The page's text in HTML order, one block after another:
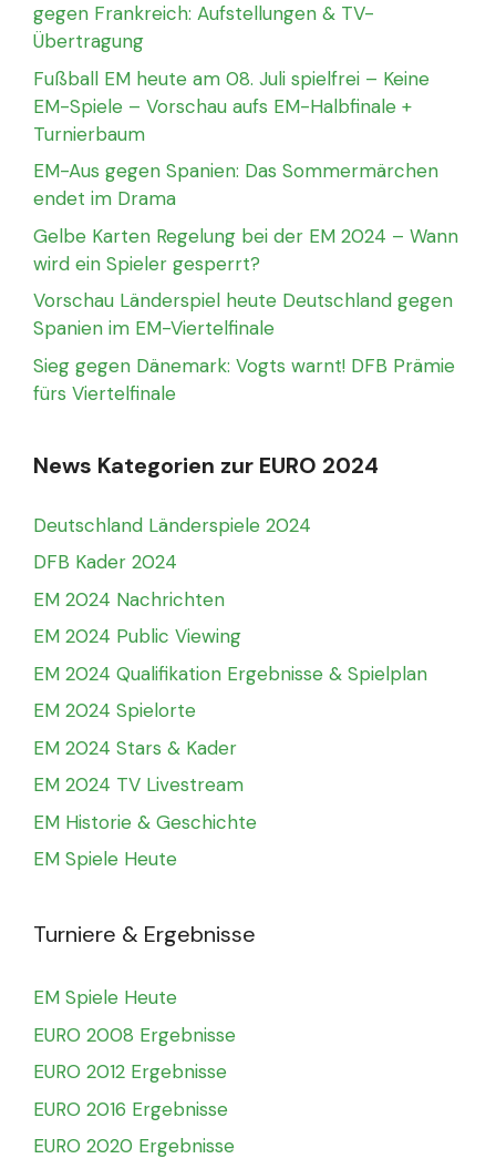
gegen Frankreich: Aufstellungen & TV-
Übertragung
Fußball EM heute am 08. Juli spielfrei – Keine
EM-Spiele – Vorschau aufs EM-Halbfinale +
Turnierbaum
EM-Aus gegen Spanien: Das Sommermärchen
endet im Drama
Gelbe Karten Regelung bei der EM 2024 – Wann
wird ein Spieler gesperrt?
Vorschau Länderspiel heute Deutschland gegen
Spanien im EM-Viertelfinale
Sieg gegen Dänemark: Vogts warnt! DFB Prämie
fürs Viertelfinale
News Kategorien zur EURO 2024
Deutschland Länderspiele 2024
DFB Kader 2024
EM 2024 Nachrichten
EM 2024 Public Viewing
EM 2024 Qualifikation Ergebnisse & Spielplan
EM 2024 Spielorte
EM 2024 Stars & Kader
EM 2024 TV Livestream
EM Historie & Geschichte
EM Spiele Heute
Turniere & Ergebnisse
EM Spiele Heute
EURO 2008 Ergebnisse
EURO 2012 Ergebnisse
EURO 2016 Ergebnisse
EURO 2020 Ergebnisse